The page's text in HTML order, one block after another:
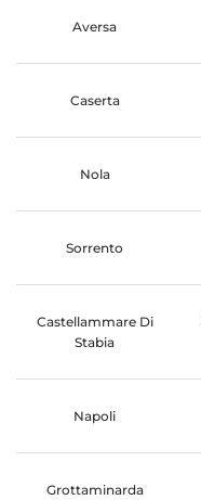
Aversa
Caserta
Nola
Sorrento
Castellammare Di
Stabia
Napoli
Grottaminarda